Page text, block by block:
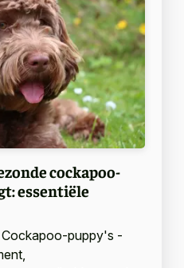
cockapoo-
essentiële
Cockapoo-puppy's -